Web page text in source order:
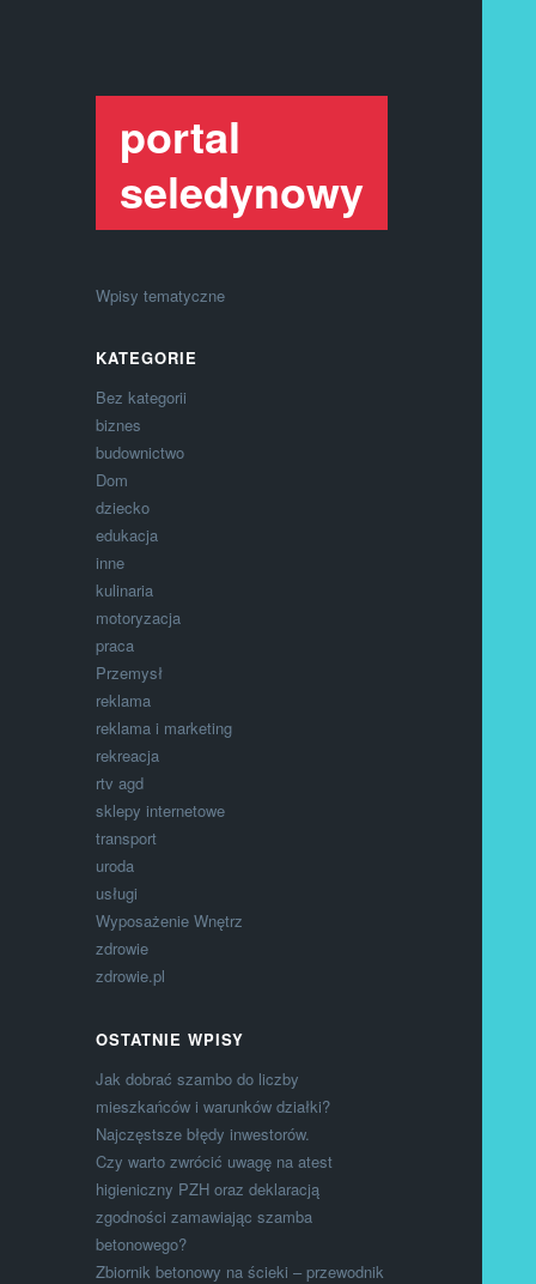
portal
seledynowy
Wpisy tematyczne
KATEGORIE
Bez kategorii
biznes
budownictwo
Dom
dziecko
edukacja
inne
kulinaria
motoryzacja
praca
Przemysł
reklama
reklama i marketing
rekreacja
rtv agd
sklepy internetowe
transport
uroda
usługi
Wyposażenie Wnętrz
zdrowie
zdrowie.pl
OSTATNIE WPISY
Jak dobrać szambo do liczby
mieszkańców i warunków działki?
Najczęstsze błędy inwestorów.
Czy warto zwrócić uwagę na atest
higieniczny PZH oraz deklaracją
zgodności zamawiając szamba
betonowego?
Zbiornik betonowy na ścieki – przewodnik